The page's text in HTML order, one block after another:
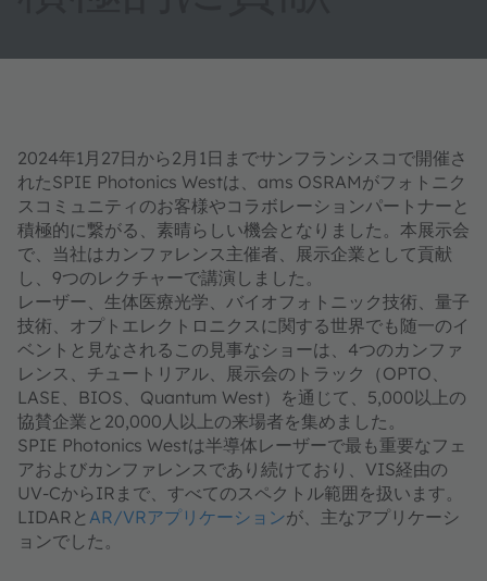
2024年1月27日から2月1日までサンフランシスコで開催さ
れたSPIE Photonics Westは、ams OSRAMがフォトニク
スコミュニティのお客様やコラボレーションパートナーと
積極的に繋がる、素晴らしい機会となりました。本展示会
で、当社はカンファレンス主催者、展示企業として貢献
し、9つのレクチャーで講演しました。
レーザー、生体医療光学、バイオフォトニック技術、量子
技術、オプトエレクトロニクスに関する世界でも随一のイ
ベントと見なされるこの見事なショーは、4つのカンファ
レンス、チュートリアル、展示会のトラック（OPTO、
LASE、BIOS、Quantum West）を通じて、5,000以上の
協賛企業と20,000人以上の来場者を集めました。
SPIE Photonics Westは半導体レーザーで最も重要なフェ
アおよびカンファレンスであり続けており、VIS経由の
UV-CからIRまで、すべてのスペクトル範囲を扱います。
LIDARと AR/VRアプリケーションが、主なアプリケーシ
ョンでした。